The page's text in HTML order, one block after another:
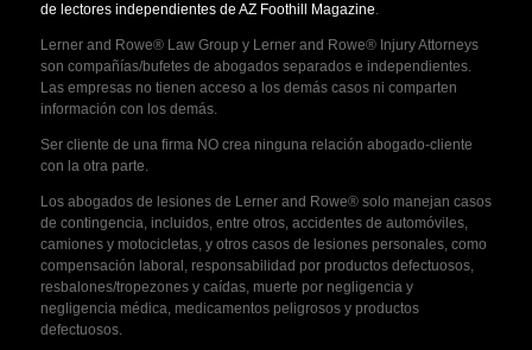
de lectores independientes de AZ Foothill Magazine.
Lerner and Rowe® Law Group y Lerner and Rowe® Injury Attorneys
son compañías/bufetes de abogados separados e independientes.
Las empresas no tienen acceso a los demás casos ni comparten
información con los demás.
Ser cliente de una firma NO crea ninguna relación abogado-cliente
con la otra parte.
Los abogados de lesiones de Lerner and Rowe® solo manejan casos
de contingencia, incluidos, entre otros, accidentes de automóviles,
camiones y motocicletas, y otros casos de lesiones personales, como
compensación laboral, responsabilidad por productos defectuosos,
resbalones/tropezones y caídas, muerte por negligencia y
negligencia médica, medicamentos peligrosos y productos
defectuosos.